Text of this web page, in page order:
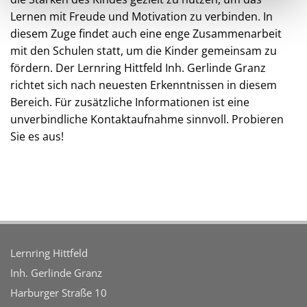
Lernen mit Freude und Motivation zu verbinden. In
diesem Zuge findet auch eine enge Zusammenarbeit
mit den Schulen statt, um die Kinder gemeinsam zu
fördern. Der Lernring Hittfeld Inh. Gerlinde Granz
richtet sich nach neuesten Erkenntnissen in diesem
Bereich. Für zusätzliche Informationen ist eine
unverbindliche Kontaktaufnahme sinnvoll. Probieren
Sie es aus!
Lernring Hittfeld
Inh. Gerlinde Granz
Harburger Straße 10